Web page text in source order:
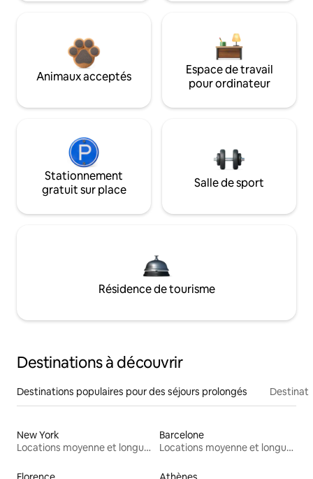
Animaux acceptés
Espace de travail
pour ordinateur
Stationnement
gratuit sur place
Salle de sport
Résidence de tourisme
Destinations à découvrir
Destinations populaires pour des séjours prolongés
New York
Locations moyenne et longue durée
Barcelone
Locations moyenne et longue durée